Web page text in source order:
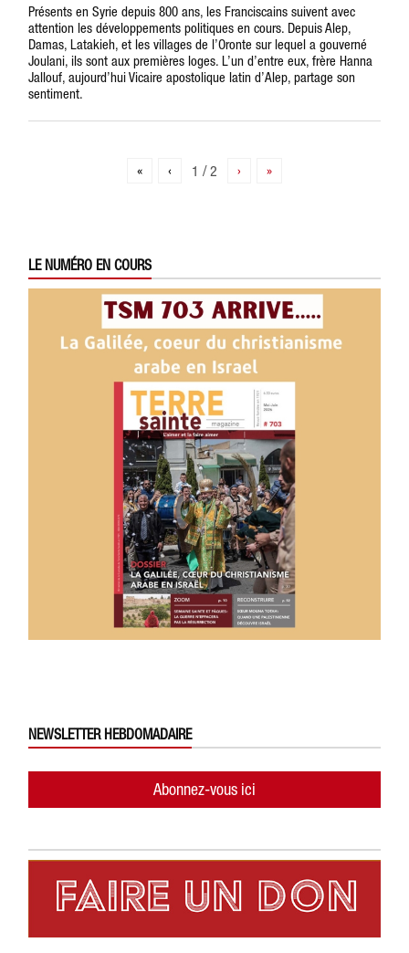
Présents en Syrie depuis 800 ans, les Franciscains suivent avec
attention les développements politiques en cours. Depuis Alep,
Damas, Latakieh, et les villages de l’Oronte sur lequel a gouverné
Joulani, ils sont aux premières loges. L’un d’entre eux, frère Hanna
Jallouf, aujourd’hui Vicaire apostolique latin d’Alep, partage son
sentiment.
« ‹ 1 / 2 › »
LE NUMÉRO EN COURS
NEWSLETTER HEBDOMADAIRE
Abonnez-vous ici